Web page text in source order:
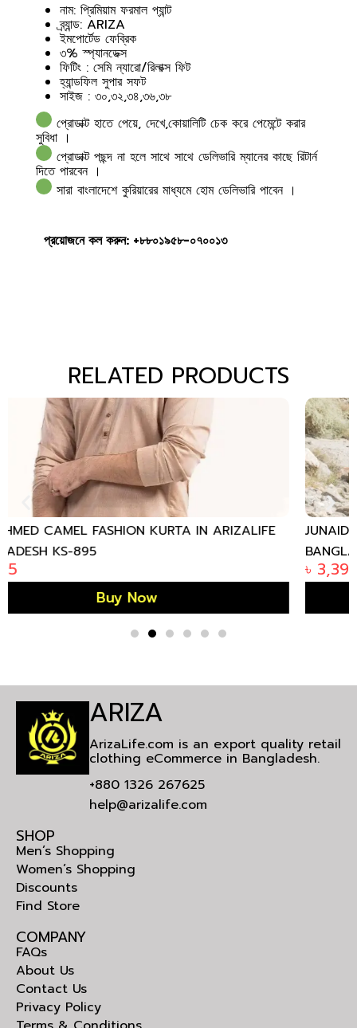
নাম: প্রিমিয়াম ফরমাল প্যান্ট
ব্র্যান্ড: ARIZA
ইমপোর্টেড ফেব্রিক
৩% স্প্যানডেক্স
ফিটিং : সেমি ন্যারো/রিলাক্স ফিট
হ্যান্ডফিল সুপার সফট
সাইজ : ৩০,৩২,৩৪,৩৬,৩৮
প্রোডাক্ট হাতে পেয়ে, দেখে,কোয়ালিটি চেক করে পেমেন্টে করার
সুবিধা ।
প্রোডাক্ট পছন্দ না হলে সাথে সাথে ডেলিভারি ম্যানের কাছে রিটার্ন
দিতে পারবেন ।
সারা বাংলাদেশে কুরিয়ারের মাধ্যমে হোম ডেলিভারি পাবেন ।
প্রয়োজনে কল করুন: +৮৮০১৯৫৮-০৭০০১৩
RELATED PRODUCTS
JUNAID JAMSHED CYAN BLUE COTTON KURTA IN
BANGLADESH
৳
Buy Now
ARIZA
ArizaLife.com is an export quality retail
clothing eCommerce in Bangladesh.
+880 1326 267625
help@arizalife.com
SHOP
Men’s Shopping
Women’s Shopping
Discounts
Find Store
COMPANY
FAQs
About Us
Contact Us
Privacy Policy